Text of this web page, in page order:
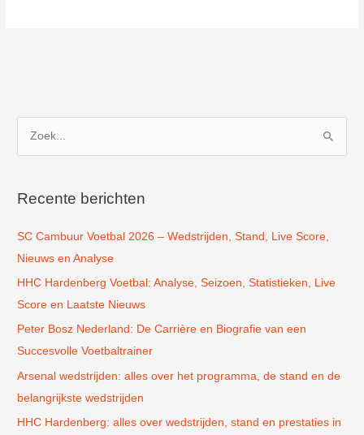
Leende
k
a
a
r
:
Recente berichten
SC Cambuur Voetbal 2026 – Wedstrijden, Stand, Live Score,
Nieuws en Analyse
HHC Hardenberg Voetbal: Analyse, Seizoen, Statistieken, Live
Score en Laatste Nieuws
Peter Bosz Nederland: De Carrière en Biografie van een
Succesvolle Voetbaltrainer
Arsenal wedstrijden: alles over het programma, de stand en de
belangrijkste wedstrijden
HHC Hardenberg: alles over wedstrijden, stand en prestaties in